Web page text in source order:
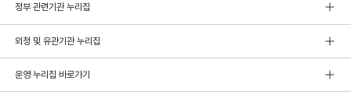
정부 관련기관 누리집
외청 및 유관기관 누리집
운영 누리집 바로가기